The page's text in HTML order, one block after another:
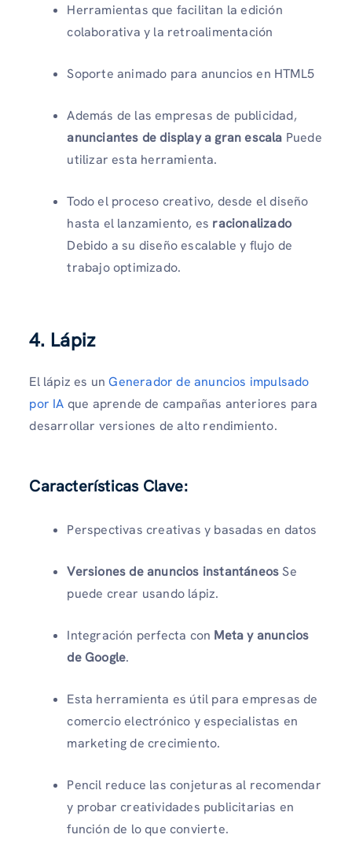
Herramientas que facilitan la edición
colaborativa y la retroalimentación
Soporte animado para anuncios en HTML5
Además de las empresas de publicidad,
anunciantes de display a gran escala Puede
utilizar esta herramienta.
Todo el proceso creativo, desde el diseño
hasta el lanzamiento, es racionalizado
Debido a su diseño escalable y flujo de
trabajo optimizado.
4. Lápiz
El lápiz es unGenerador de anuncios impulsado
por IA que aprende de campañas anteriores para
desarrollar versiones de alto rendimiento.
Características Clave:
Perspectivas creativas y basadas en datos
Versiones de anuncios instantáneosSe
puede crear usando lápiz.
Integración perfecta con Meta y anuncios
de Google.
Esta herramienta es útil para empresas de
comercio electrónico y especialistas en
marketing de crecimiento.
Pencil reduce las conjeturas al recomendar
y probar creatividades publicitarias en
función de lo que convierte.